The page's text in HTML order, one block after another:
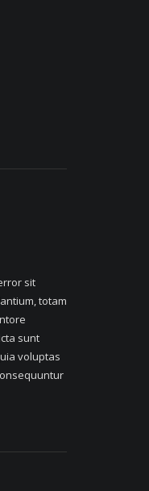
sit
totam
sunt
voluptas